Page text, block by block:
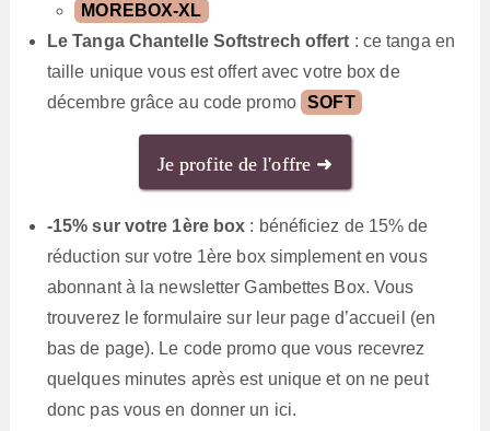
MOREBOX-XL
Le Tanga Chantelle Softstrech offert : ce tanga en
taille unique vous est offert avec votre box de
décembre grâce au code promo
SOFT
Je profite de l'offre ➜
-15% sur votre 1ère box : bénéficiez de 15% de
réduction sur votre 1ère box simplement en vous
abonnant à la newsletter Gambettes Box. Vous
trouverez le formulaire sur leur page d’accueil (en
bas de page). Le code promo que vous recevrez
quelques minutes après est unique et on ne peut
donc pas vous en donner un ici.